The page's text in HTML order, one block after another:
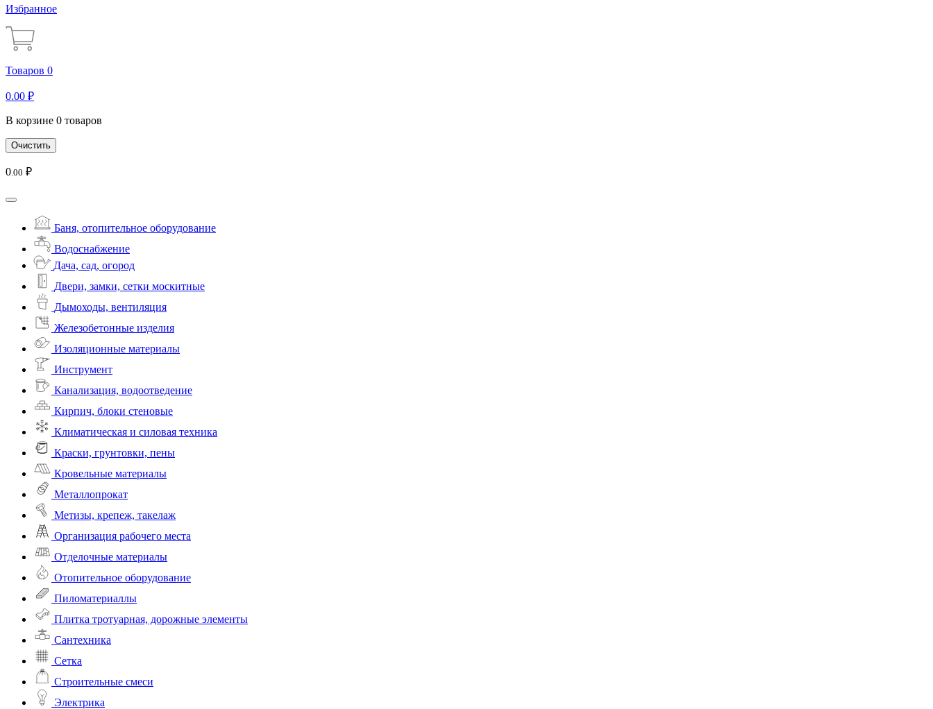
Избранное
Товаров 0
0.00 ₽
В корзине 0 товаров
Очистить
0 .00 ₽
Баня, отопительное оборудование
Водоснабжение
Дача, сад, огород
Двери, замки, сетки москитные
Дымоходы, вентиляция
Железобетонные изделия
Изоляционные материалы
Инструмент
Канализация, водоотведение
Кирпич, блоки стеновые
Климатическая и силовая техника
Краски, грунтовки, пены
Кровельные материалы
Металлопрокат
Метизы, крепеж, такелаж
Организация рабочего места
Отделочные материалы
Отопительное оборудование
Пиломатериаллы
Плитка тротуарная, дорожные элементы
Сантехника
Сетка
Строительные смеси
Электрика